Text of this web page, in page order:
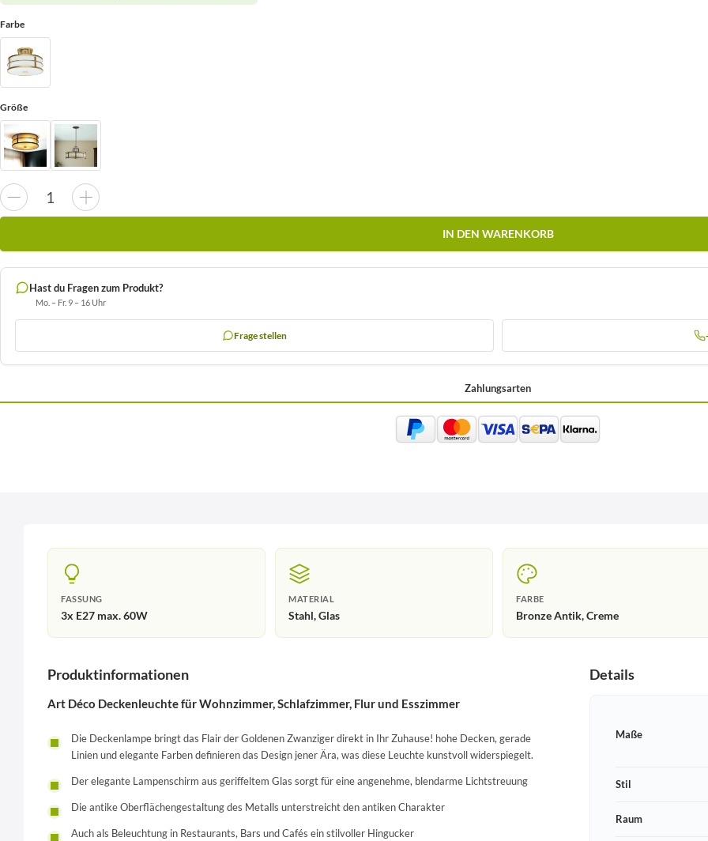
Farbe
Größe
IN DEN WARENKORB
Hast du Fragen zum Produkt?
Mo. – Fr. 9 – 16 Uhr
Frage stellen
Zahlungsarten
FASSUNG
3x E27 max. 60W
MATERIAL
Stahl, Glas
FARBE
Bronze Antik, Creme
Produktinformationen
Art Déco Deckenleuchte für Wohnzimmer, Schlafzimmer, Flur und Esszimmer
Die Deckenlampe bringt das Flair der Goldenen Zwanziger direkt in Ihr Zuhause! hohe Decken, gerade
Linien und elegante Farben definieren das Design jener Ära, was diese Leuchte kunstvoll widerspiegelt.
Der elegante Lampenschirm aus geriffeltem Glas sorgt für eine angenehme, blendarme Lichtstreuung
Die antike Oberflächengestaltung des Metalls unterstreicht den antiken Charakter
Auch als Beleuchtung in Restaurants, Bars und Cafés ein stilvoller Hingucker
Details
Maße
Stil
Raum